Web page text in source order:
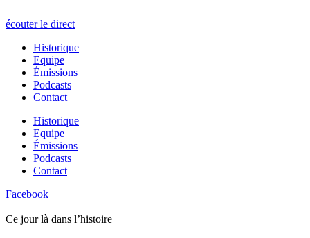
écouter le direct
Historique
Equipe
Émissions
Podcasts
Contact
Historique
Equipe
Émissions
Podcasts
Contact
Facebook
Ce jour là dans l’histoire